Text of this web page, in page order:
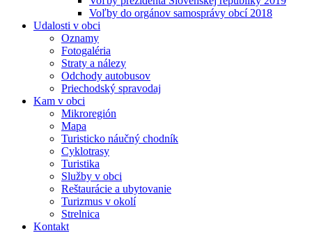
Voľby do orgánov samosprávy obcí 2018
Udalosti v obci
Oznamy
Fotogaléria
Straty a nálezy
Odchody autobusov
Priechodský spravodaj
Kam v obci
Mikroregión
Mapa
Turisticko náučný chodník
Cyklotrasy
Turistika
Služby v obci
Reštaurácie a ubytovanie
Turizmus v okolí
Strelnica
Kontakt